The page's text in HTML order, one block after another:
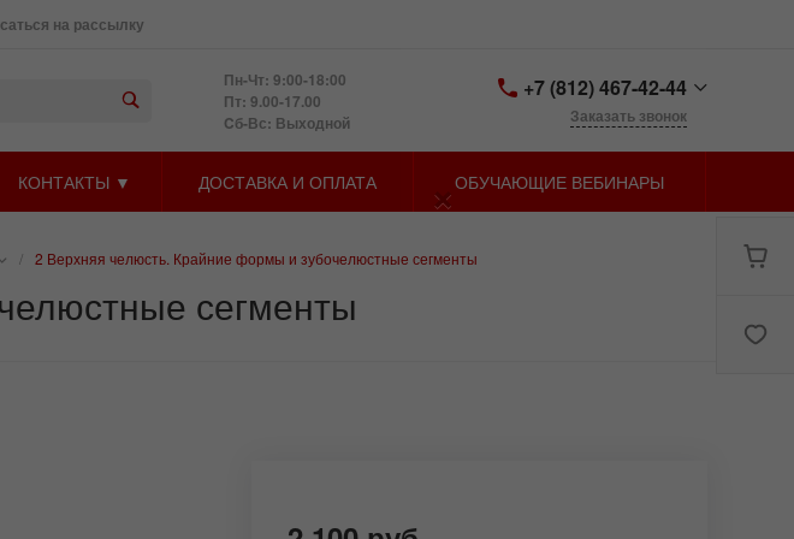
на рассылку
Пн-Чт: 9:00-18:00
Пт: 9.00-17.00
Cб-Вс: Выходной
+7 (812) 467-42-44
Санкт-Петербург,
73, лит. У
Заказать звонок
КОНТАКТЫ ▼ ДОСТАВКА И ОПЛАТА ОБУЧАЮЩИЕ ВЕБИНАРЫ
/ 2 Верхняя челюсть. Крайние формы и зубочелюстные сегменты
сегменты
×